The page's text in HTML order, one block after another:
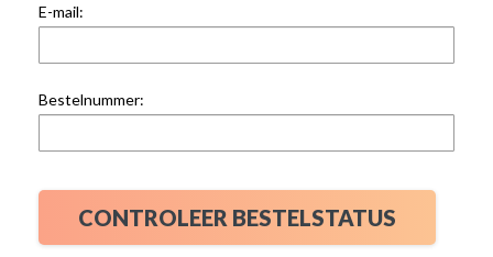
E-mail:
Bestelnummer:
CONTROLEER BESTELSTATUS